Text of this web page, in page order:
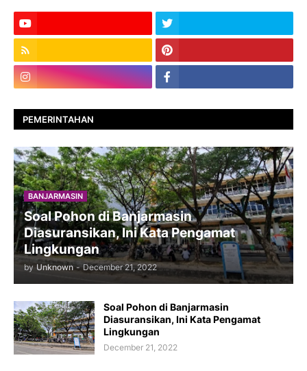
PEMERINTAHAN
BANJARMASIN
Soal Pohon di Banjarmasin
Diasuransikan, Ini Kata Pengamat
Lingkungan
by Unknown - December 21, 2022
Soal Pohon di Banjarmasin
Diasuransikan, Ini Kata Pengamat
Lingkungan
December 21, 2022